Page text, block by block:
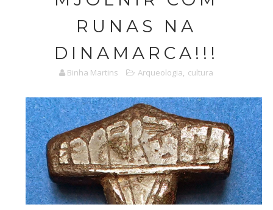
RUNAS NA
DINAMARCA!!!
Binha Martins Arqueologia, cultura